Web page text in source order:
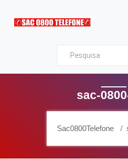
sac-
Sac0800Telefone